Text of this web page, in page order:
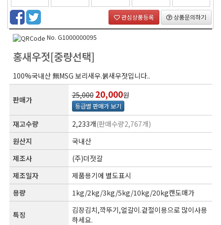
관심상품등록 상품문의하기
No. G1000000095
홍새우젓[중량선택]
100%국내산 無MSG 보리새우.붉새우젓입니다..
판매가 25,000 20,000원
등급별 판매가 보기
재고수량 2,233개(판매수량2,767개)
원산지
국내산
제조사
(주)더젓갈
제조일자
제품용기에 별도표시
용량
1kg/2kg/3kg/5kg/10kg/20kg캔도매가
특징
김장김치,깍뚜기,얼갈이.겉절이용으로 많이사용
하세요.